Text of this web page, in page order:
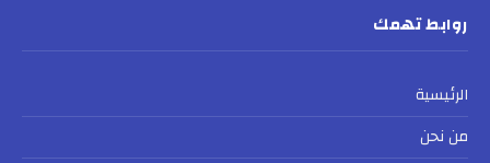
روابط تهمك
الرئيسية
من نحن